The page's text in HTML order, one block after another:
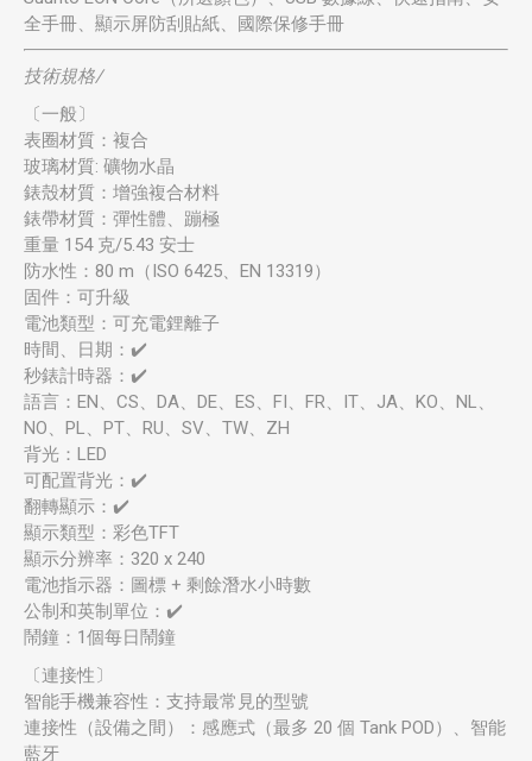
全手冊、顯示屏防刮貼紙、國際保修手冊
技術規格/
〔一般〕
表圈材質：複合
玻璃材質: 礦物水晶
錶殼材質：增強複合材料
錶帶材質：彈性體、蹦極
重量 154 克/5.43 安士
防水性：80 m（ISO 6425、EN 13319）
固件：可升級
電池類型：可充電鋰離子
時間、日期：✔️
秒錶計時器：✔️
語言：EN、CS、DA、DE、ES、FI、FR、IT、JA、KO、NL、
NO、PL、PT、RU、SV、TW、ZH
背光：LED
可配置背光：✔️
翻轉顯示：✔️
顯示類型：彩色TFT
顯示分辨率：320 x 240
電池指示器：圖標 + 剩餘潛水小時數
公制和英制單位：✔️
鬧鐘：1個每日鬧鐘
〔連接性〕
智能手機兼容性：支持最常見的型號
連接性（設備之間）：感應式（最多 20 個 Tank POD）、智能
藍牙